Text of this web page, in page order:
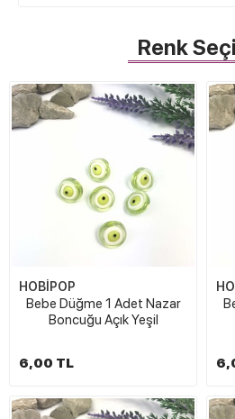
Renk
HOBİPOP
Bebe Düğme 1 Adet Nazar
Boncuğu Açık Yeşil
6,00 TL